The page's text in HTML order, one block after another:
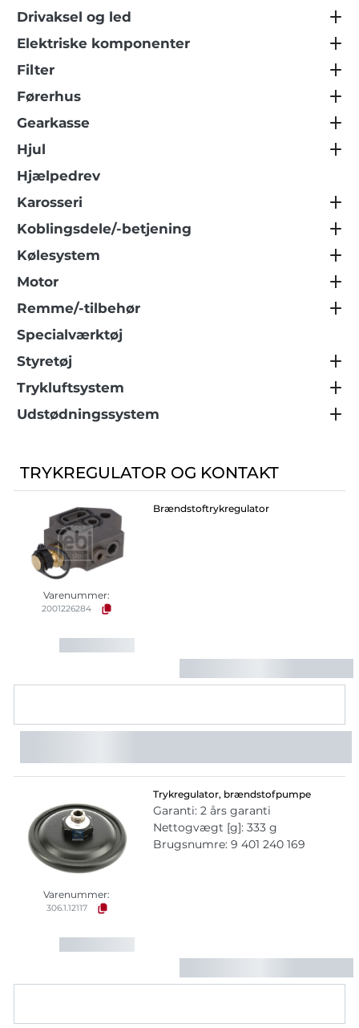
Drivaksel og led
Elektriske komponenter
Filter
Førerhus
Gearkasse
Hjul
Hjælpedrev
Karosseri
Koblingsdele/-betjening
Kølesystem
Motor
Remme/-tilbehør
Specialværktøj
Styretøj
Trykluftsystem
Udstødningssystem
TRYKREGULATOR OG KONTAKT
Varenummer:
2001226284
Brændstoftrykregulator
Varenummer:
306.1.12117
Trykregulator, brændstofpumpe
Garanti: 2 års garanti
Nettogvægt [g]: 333 g
Brugsnumre: 9 401 240 169